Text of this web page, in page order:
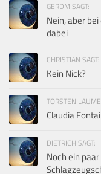
GERDM SAGT:
Nein, aber
dabei
CHRISTIAN SAGT:
Kein Nick?
TORSTEN
Claudia
DIETRICH SAGT:
Noch ein